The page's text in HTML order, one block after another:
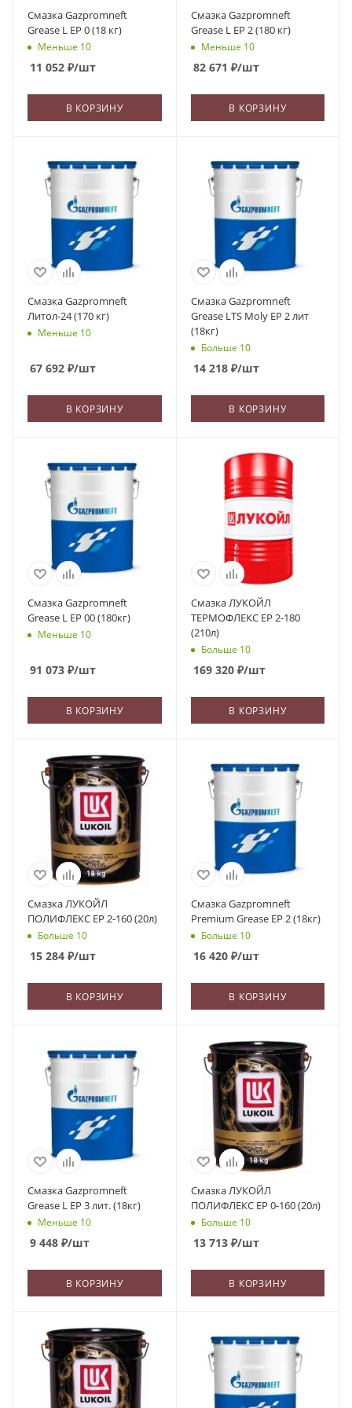
Смазка Gazpromneft
Grease L EP 0 (18 кг)
Меньше 10
11 052 ₽/шт
В КОРЗИНУ
Смазка Gazpromneft
Grease L EP 2 (180 кг)
Меньше 10
82 671 ₽/шт
В КОРЗИНУ
Смазка Gazpromneft
Литол-24 (170 кг)
Меньше 10
67 692 ₽/шт
В КОРЗИНУ
Смазка Gazpromneft
Grease LTS Moly EP 2 лит
(18кг)
Больше 10
14 218₽/шт
В КОРЗИНУ
Смазка Gazpromneft
Grease L EP 00 (180кг)
Меньше 10
91 073 ₽/шт
В КОРЗИНУ
Смазка ЛУКОЙЛ
ТЕРМОФЛЕКС ЕР 2-180
(210л)
Больше 10
169 320₽/шт
В КОРЗИНУ
Смазка ЛУКОЙЛ
ПОЛИФЛЕКС ЕР 2-160 (20л)
Больше 10
15 284 ₽/шт
В КОРЗИНУ
Смазка Gazpromneft
Premium Grease EP 2 (18кг)
Больше 10
16 420₽/шт
В КОРЗИНУ
Смазка Gazpromneft
Grease L EP 3 лит. (18кг)
Меньше 10
9 448 ₽/шт
В КОРЗИНУ
Смазка ЛУКОЙЛ
ПОЛИФЛЕКС ЕР 0-160 (20л)
Больше 10
13 713₽/шт
В КОРЗИНУ